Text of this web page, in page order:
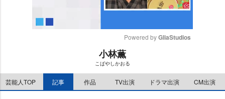
e
Powered by GliaStudios
小林薫
こばやしかおる
芸能人TOP 記事 作品 TV出演 ドラマ出演 CM出演